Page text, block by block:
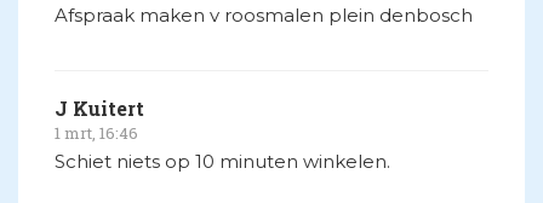
Afspraak maken v roosmalen plein denbosch
J Kuitert
1 mrt, 16:46
Schiet niets op 10 minuten winkelen.